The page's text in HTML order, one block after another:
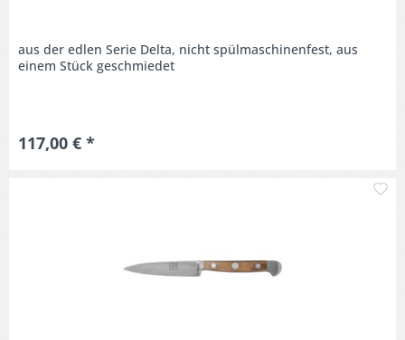
aus der edlen Serie Delta, nicht spülmaschinenfest, aus
einem Stück geschmiedet
117,00 € *